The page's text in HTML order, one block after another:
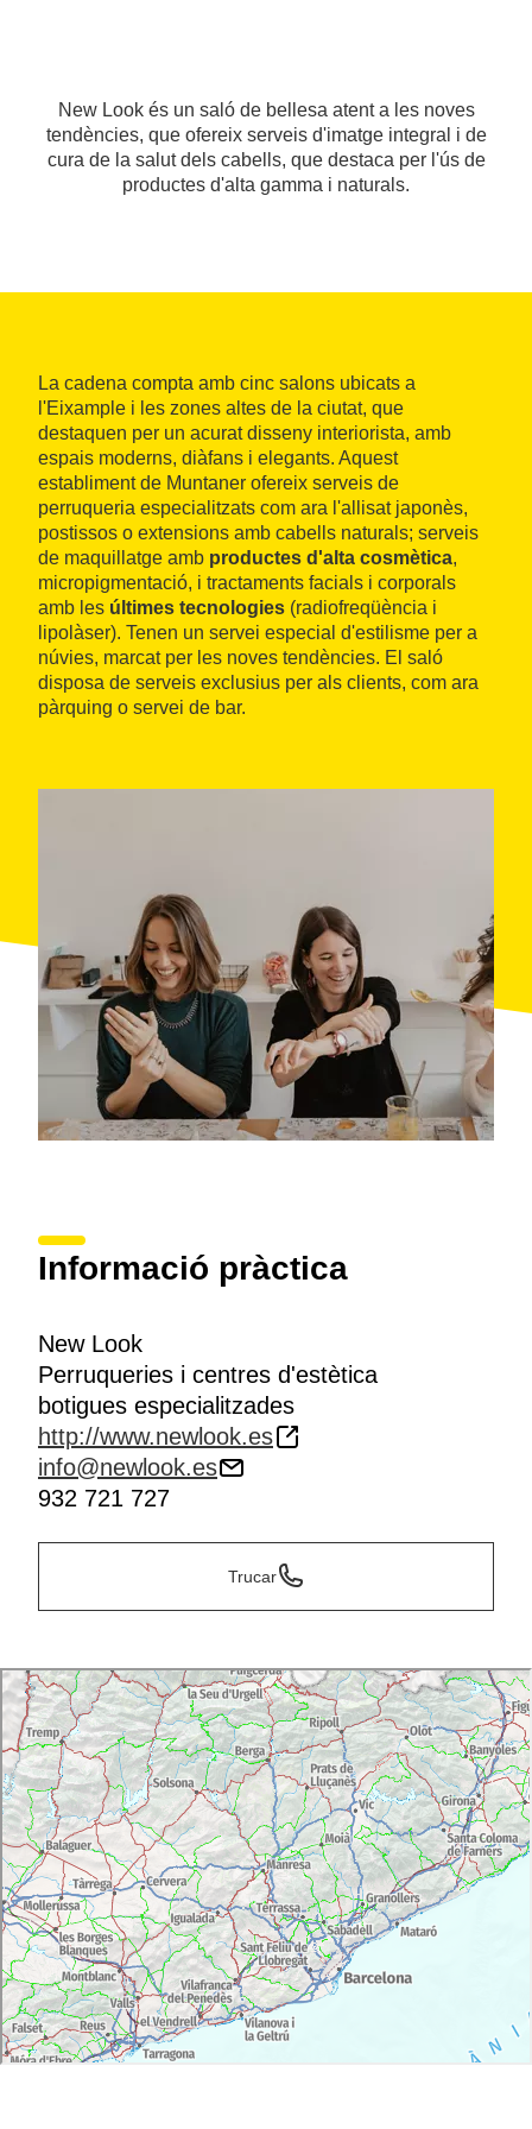
New Look és un saló de bellesa atent a les noves
tendències, que ofereix serveis d'imatge integral i de
cura de la salut dels cabells, que destaca per l'ús de
productes d'alta gamma i naturals.
La cadena compta amb cinc salons ubicats a
l'Eixample i les zones altes de la ciutat, que
destaquen per un acurat disseny interiorista, amb
espais moderns, diàfans i elegants. Aquest
establiment de Muntaner ofereix serveis de
perruqueria especialitzats com ara l'allisat japonès,
postissos o extensions amb cabells naturals; serveis
de maquillatge amb productes d'alta cosmètica,
micropigmentació, i tractaments facials i corporals
amb les últimes tecnologies (radiofreqüència i
lipolàser). Tenen un servei especial d'estilisme per a
núvies, marcat per les noves tendències. El saló
disposa de serveis exclusius per als clients, com ara
pàrquing o servei de bar.
Informació pràctica
New Look
Perruqueries i centres d'estètica
botigues especialitzades
http://www.newlook.es
info@newlook.es
932 721 727
Trucar